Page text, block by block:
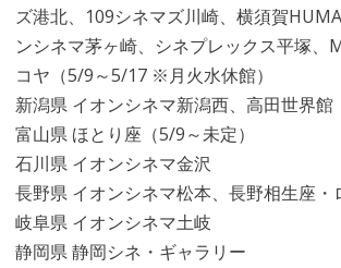
ズ港北、109シネマズ川崎、横須賀
ンシネマ茅ヶ崎、シネプレックス平塚、
コヤ（5/9～5/17 ※月火水休館）
新潟県 イオンシネマ新潟西、高田世界館
富山県 ほとり座（5/9～未定）
石川県 イオンシネマ金沢
長野県 イオンシネマ松本、長野相生座・
岐阜県 イオンシネマ土岐
静岡県 静岡シネ・ギャラリー